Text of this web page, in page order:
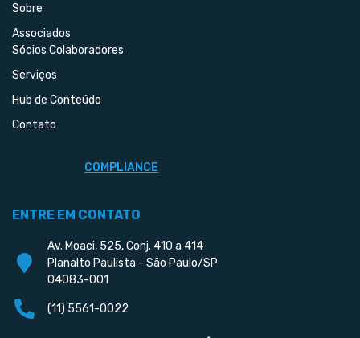
Sobre
Associados
Sócios Colaboradores
Serviços
Hub de Conteúdo
Contato
COMPLIANCE
ENTRE EM CONTATO
Av. Moaci, 525, Conj. 410 a 414
Planalto Paulista - São Paulo/SP
04083-001
(11) 5561-0022